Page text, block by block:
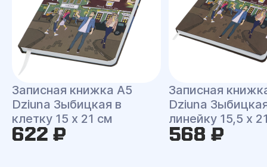
Записная книжка A5
Dziuna Зыбицкая в
клетку 15 x 21 см
622 ₽
Записная
Dziuna
линейку 15,5 x
568 ₽